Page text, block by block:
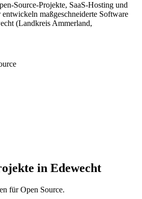
Source-Projekte, SaaS-Hosting und
maßgeschneiderte Software
(Landkreis Ammerland,
in Edewecht
für Open Source.